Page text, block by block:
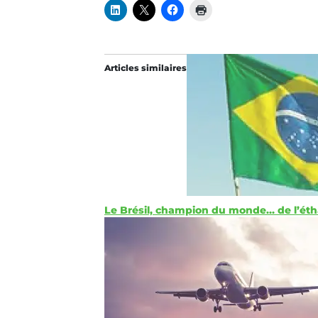
Articles similaires
Le Brésil, champion du monde… de